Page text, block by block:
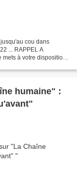
cou dans
... RAPPEL A
à votre disposition
humaine" :